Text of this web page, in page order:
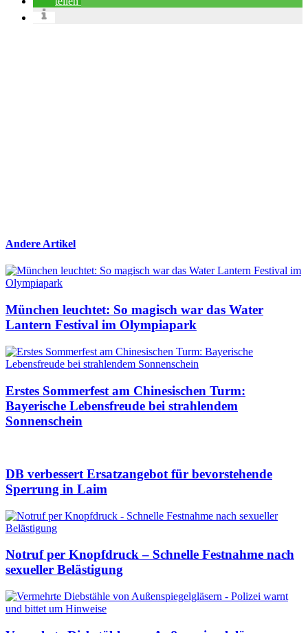
Andere Artikel
München leuchtet: So magisch war das Water
Lantern Festival im Olympiapark
Erstes Sommerfest am Chinesischen Turm:
Bayerische Lebensfreude bei strahlendem
Sonnenschein
DB verbessert Ersatzangebot für bevorstehende
Sperrung in Laim
Notruf per Knopfdruck – Schnelle Festnahme nach
sexueller Belästigung